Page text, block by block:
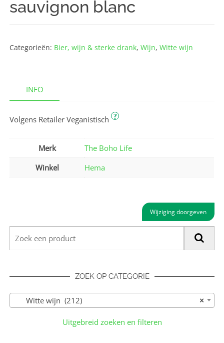
sauvignon blanc
Categorieën: Bier, wijn & sterke drank,Wijn,Witte wijn
INFO
Volgens Retailer Veganistisch ?
Merk
The Boho Life
Winkel
Hema
Wijziging doorgeven
ZOEK OP CATEGORIE
×
Witte wijn (212)
Uitgebreid zoeken en filteren